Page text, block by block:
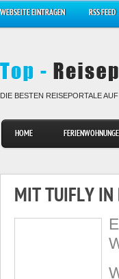
WEBSEITE EINTRAGEN RSS FEED
DIE BESTEN REISEPORTALE
HOME
MIT TUIFLY IN